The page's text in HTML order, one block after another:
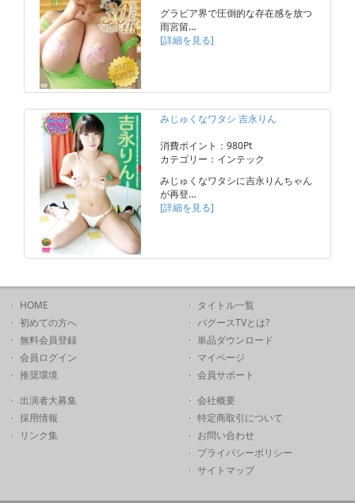
グラビア界で圧倒的な存在感を放つ
雨宮留…
[詳細を見る]
みじゅくなワタシ 吉永りん
消費ポイント：980Pt
カテゴリー：インテック
みじゅくなワタシに吉永りんちゃん
が再登…
[詳細を見る]
HOME
初めての方へ
無料会員登録
会員ログイン
推奨環境
タイトル一覧
バグースTVとは?
単品ダウンロード
マイページ
会員サポート
出演者大募集
採用情報
リンク集
会社概要
特定商取引について
お問い合わせ
プライバシーポリシー
サイトマップ